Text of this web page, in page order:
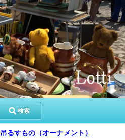
検索
吊るすもの（オーナメント）